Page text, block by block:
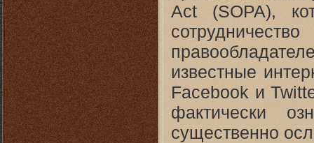
Act (SOPA),
известные
Facebook и
фактически
существенно